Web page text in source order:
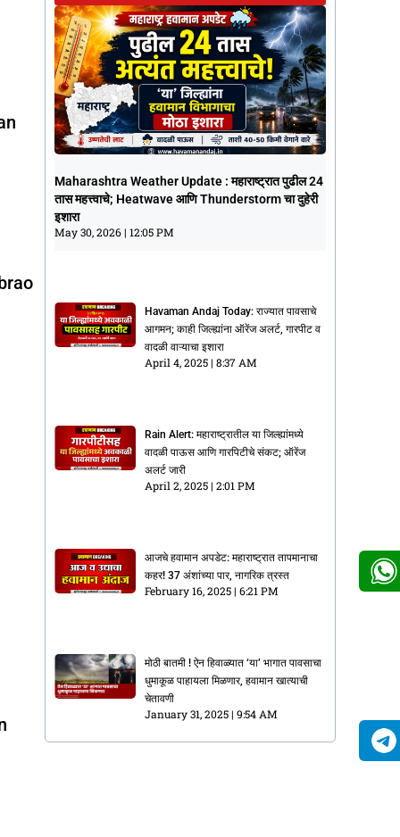
Maharashtra Weather Update : महाराष्ट्रात पुढील 24
तास महत्त्वाचे; Heatwave आणि Thunderstorm चा दुहेरी
इशारा
May 30, 2026 12:05 PM
महाराष्ट्रात पुढील 24 तास महत्त्वाचे;
Heatwave आणि Thunderstorm चा दुहेरी
May 30, 2026
Havaman Andaj Today: राज्यात पावसाचे
आगमन; काही जिल्ह्यांना ऑरेंज अलर्ट, गारपीट व
वादळी वाऱ्याचा इशारा
April 4, 2025 8:37 AM
Rain Alert: महाराष्ट्रातील या जिल्ह्यांमध्ये
वादळी पाऊस आणि गारपिटीचे संकट; ऑरेंज
अलर्ट जारी
April 2, 2025 2:01 PM
आजचे हवामान अपडेट: महाराष्ट्रात तापमानाचा
कहर! 37 अंशांच्या पार, नागरिक त्रस्त
February 16, 2025 6:21 PM
मोठी बातमी ! ऐन हिवाळ्यात ‘या’ भागात पावसाचा
धुमाकूळ पाहायला मिळणार, हवामान खात्याची
चेतावणी
January 31, 2025 9:54 AM